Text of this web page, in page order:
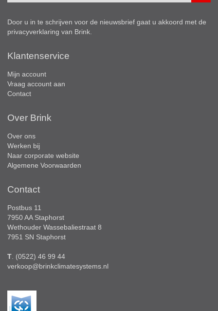
Door u in te schrijven voor de nieuwsbrief gaat u akkoord met de
privacyverklaring van Brink.
Klantenservice
Mijn account
Vraag account aan
Contact
Over Brink
Over ons
Werken bij
Naar corporate website
Algemene Voorwaarden
Contact
Postbus 11
7950 AA Staphorst
Wethouder Wassebaliestraat 8
7951 SN Staphorst
T . (0522) 46 99 44
verkoop@brinkclimatesystems.nl